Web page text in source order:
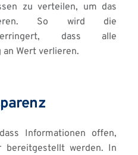
zu verteilen, um das
So wird die
dass alle
Wert verlieren.
Informationen offen,
bereitgestellt werden. In